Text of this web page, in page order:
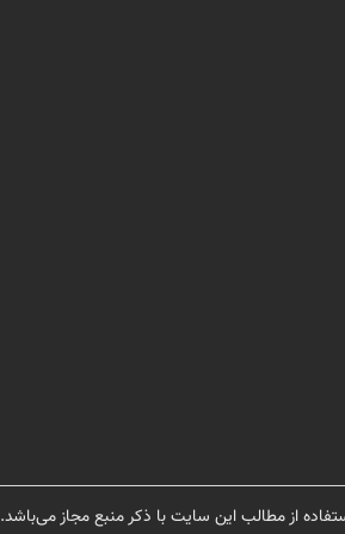
از مطالب این سایت با ذکر منبع مجاز می‌باشد.